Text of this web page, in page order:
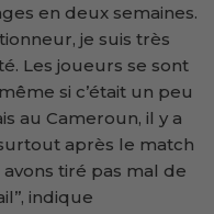
en deux semaines.
je suis très
Les joueurs se sont
si c’était un peu
au Cameroun, il y a
après le match
tiré pas mal de
indique